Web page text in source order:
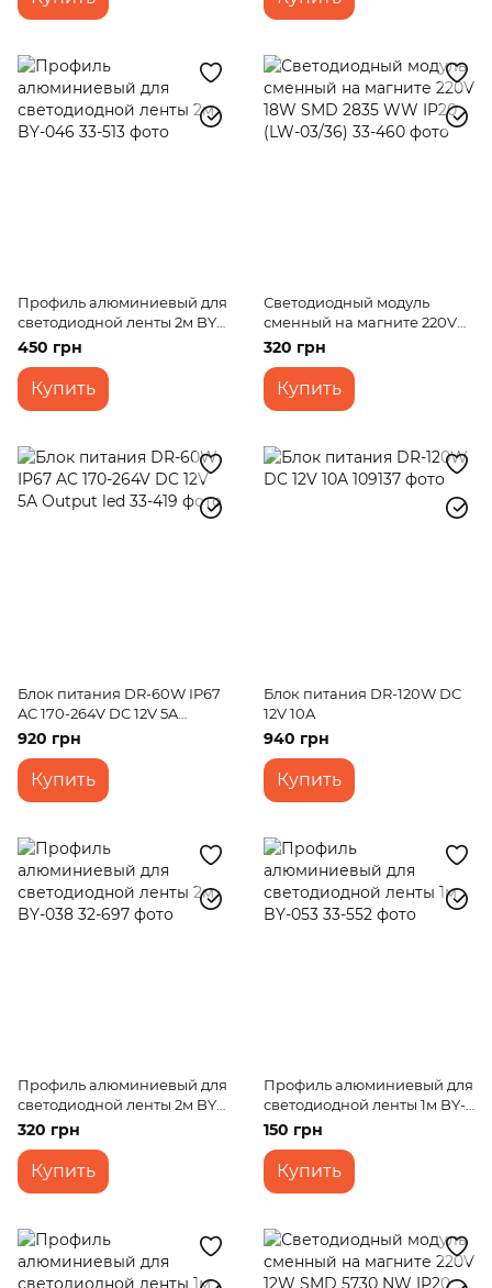
Профиль алюминиевый для
светодиодной ленты 2м BY-
046
450 грн
Купить
Светодиодный модуль
сменный на магните 220V
18W SMD 2835 WW IP20 (LW-
03/36)
320 грн
Купить
Блок питания DR-60W IP67
AC 170-264V DC 12V 5A
Output led
920 грн
Купить
Блок питания DR-120W DC
12V 10A
940 грн
Купить
Профиль алюминиевый для
светодиодной ленты 2м BY-
038
320 грн
Купить
Профиль алюминиевый для
светодиодной ленты 1м BY-
053
150 грн
Купить